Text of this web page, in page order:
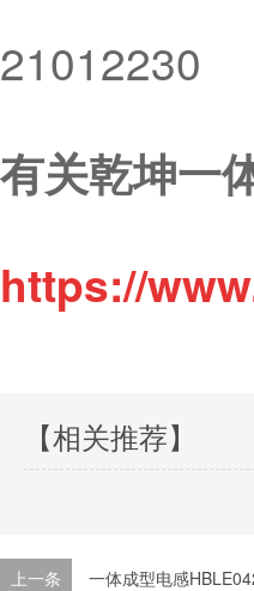
21012230
有关乾坤一
https://
【相关推荐】
上一条
一体成型电感